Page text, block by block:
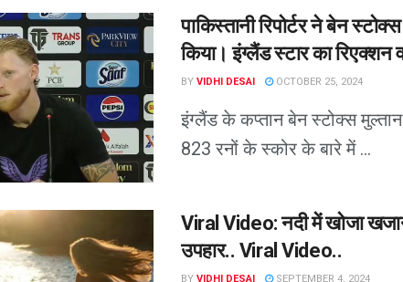
पाकिस्तानी रिपोर्टर ने बेन
किया। इंग्लैंड स्टार का रिएक्शन
BY VIDHI DESAI OCTOBER 25, 2024
इंग्लैंड के कप्तान बेन स्टोक्स
823 रनों के स्कोर के बारे में ...
Viral Video: नदी में खोजा
उपहार.. Viral Video..
BY VIDHI DESAI SEPTEMBER 4, 2024